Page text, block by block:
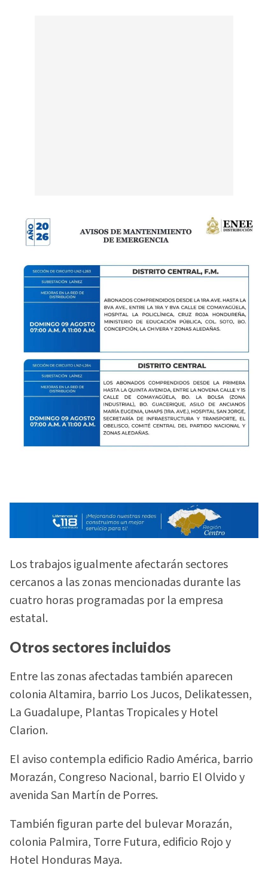
Los trabajos igualmente afectarán sectores
cercanos a las zonas mencionadas durante las
cuatro horas programadas por la empresa
estatal.
Otros sectores incluidos
Entre las zonas afectadas también aparecen
colonia Altamira, barrio Los Jucos, Delikatessen,
La Guadalupe, Plantas Tropicales y Hotel
Clarion.
El aviso contempla edificio Radio América, barrio
Morazán, Congreso Nacional, barrio El Olvido y
avenida San Martín de Porres.
También figuran parte del bulevar Morazán,
colonia Palmira, Torre Futura, edificio Rojo y
Hotel Honduras Maya.